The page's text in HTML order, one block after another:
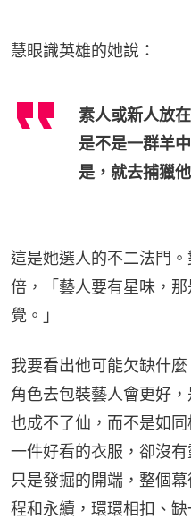
慧眼識英雄的她說：
素人或新人放
是不是一群羊
是，就去捕獵他
這是她選人的不二法門
倍，「藝人要有星味，
覺。」
我要看出他可能欠缺什
角色去包裝藝人會更好
也成不了仙，而不是如
一件好看的衣服，卻沒
只是發掘的開端，整個
程和永續，環環相扣、缺